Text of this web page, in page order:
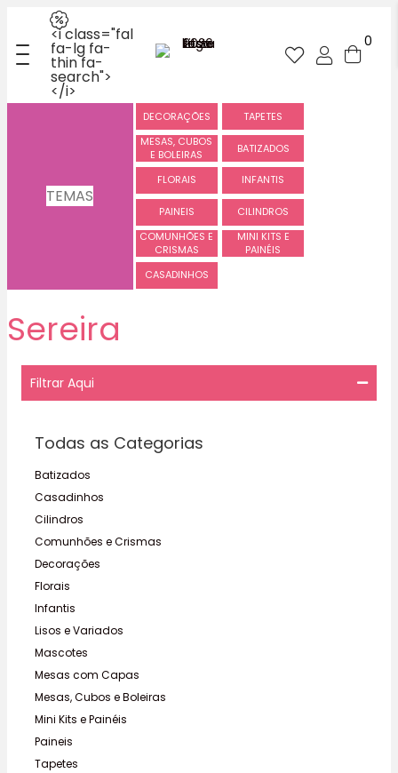
<i class="fal
fa-lg fa-
thin fa-
search">
</i>
0
TEMAS
DECORAÇÕES
TAPETES
MESAS, CUBOS
E BOLEIRAS
BATIZADOS
FLORAIS INFANTIS
PAINEIS
CILINDROS
COMUNHÕES E
CRISMAS
MINI KITS E
PAINÉIS
CASADINHOS
Sereira
Filtrar Aqui
Todas as Categorias
Batizados
Casadinhos
Cilindros
Comunhões e Crismas
Decorações
Florais
Infantis
Lisos e Variados
Mascotes
Mesas com Capas
Mesas, Cubos e Boleiras
Mini Kits e Painéis
Paineis
Tapetes